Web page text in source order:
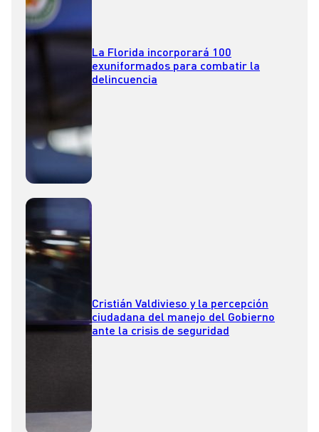
La Florida incorporará 100
exuniformados para combatir la
delincuencia
Cristián Valdivieso y la percepción
ciudadana del manejo del Gobierno
ante la crisis de seguridad